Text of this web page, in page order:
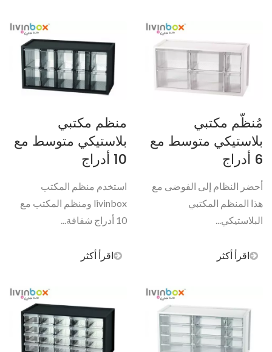
مُنظّم مكتبي
بلاستيكي متوسط مع
6 أدراج
أحضر النظام إلى الفوضى مع
هذا المنظم المكتبي
البلاستيكي...
اقرأ أكثر
منظم مكتبي
بلاستيكي متوسط مع
10 أدراج
استخدم منظم المكتب
livinbox ومنظم المكتب مع
10 أدراج شفافة...
اقرأ أكثر